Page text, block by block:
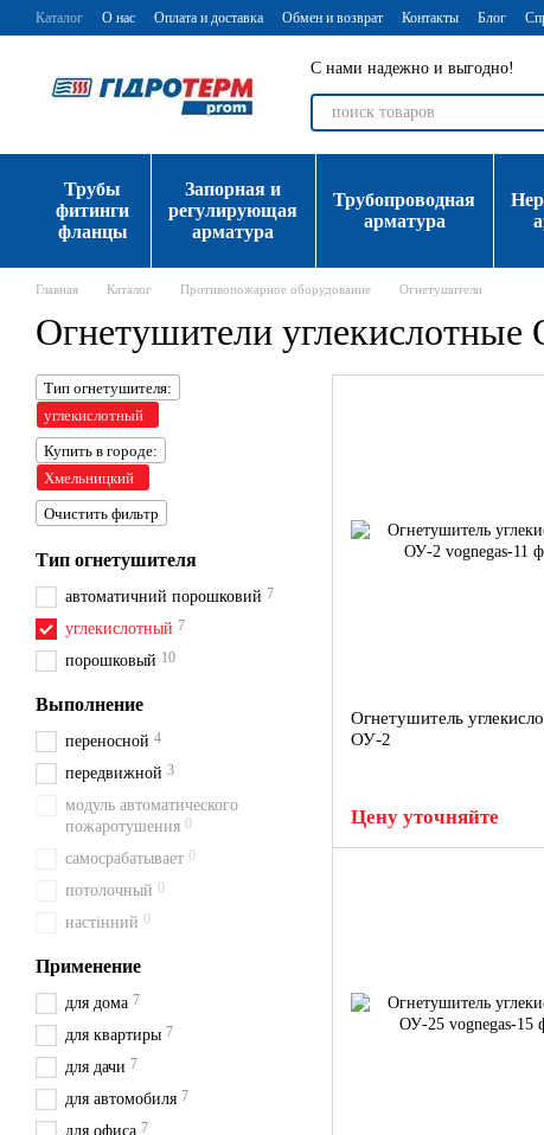
Перейти к основному контенту
Каталог О нас Оплата и доставка Обмен и возврат Контакты Блог
С нами надежно и выгодно!
Трубы
фитинги
фланцы
Запорная и
регулирующая
арматура
Трубопроводная
арматура
Главная Каталог Противопожарное оборудование Огнетушители
Огнетушители
Огнетушитель
ОУ-2
Цену уточняйте
Тип огнетушителя:
углекислотный
Купить в городе:
Хмельницкий
Очистить фильтр
Тип огнетушителя
автоматичний порошковий 7
углекислотный 7
порошковый 10
Выполнение
переносной 4
передвижной 3
модуль автоматического
пожаротушения 0
самосрабатывает 0
потолочный 0
настінний 0
Применение
для дома 7
для квартиры 7
для дачи 7
для автомобиля 7
для офиса 7